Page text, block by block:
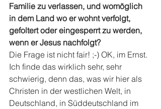
Familie zu verlassen, und womöglich
in dem Land wo er wohnt verfolgt,
gefoltert oder eingesperrt zu werden,
wenn er Jesus nachfolgt?
Die Frage ist nicht fair! ;-) OK, im Ernst.
Ich finde das wirklich sehr, sehr
schwierig, denn das, was wir hier als
Christen in der westlichen Welt, in
Deutschland, in Süddeutschland im